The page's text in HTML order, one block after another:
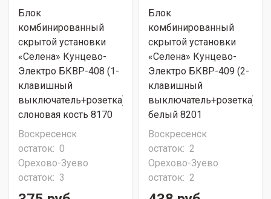
Блок
комбинированный
скрытой установки
«Селена» Кунцево-
Электро БКВР-408 (1-
клавишный
выключатель+розетка)
слоновая кость 8170
Воскресенск
остаток: 0
Орехово-Зуево
остаток: 3
Блок
комбинированный
скрытой установки
«Селена» Кунцево-
Электро БКВР-409 (2-
клавишный
выключатель+розетка)
белый 8201
Воскресенск
остаток: 2
Орехово-Зуево
остаток: 2